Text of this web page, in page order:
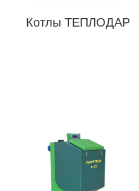
Котлы ТЕПЛОДАР